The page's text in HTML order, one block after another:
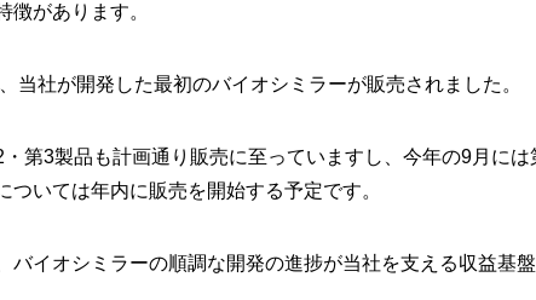
徴があります。
当社が開発した最初のバイオシミラーが販売されました。
第3製品も計画通り販売に至っていますし、今年の9月に
ついては年内に販売を開始する予定です。
バイオシミラーの順調な開発の進捗が当社を支える収益基盤